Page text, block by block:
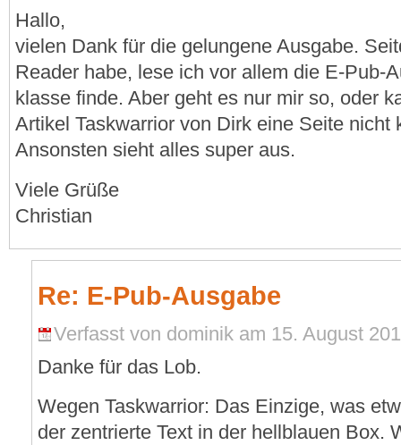
Hallo,
vielen Dank für die gelungene Ausgabe.
Reader habe, lese ich vor allem die E-Pub-
klasse finde. Aber geht es nur mir so, oder
Artikel Taskwarrior von Dirk eine Seite nicht
Ansonsten sieht alles super aus.
Viele Grüße
Christian
Re: E-Pub-Ausgabe
Verfasst von dominik am 15. August
Danke für das Lob.
Wegen Taskwarrior: Das Einzige, was
der zentrierte Text in der hellblauen Box.